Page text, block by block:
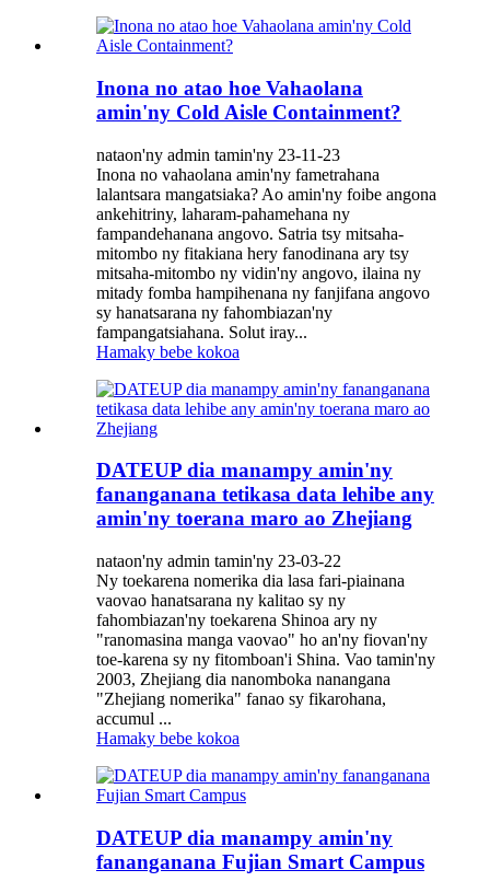
Inona no atao hoe Vahaolana
amin'ny Cold Aisle Containment?
nataon'ny admin tamin'ny 23-11-23
Inona no vahaolana amin'ny fametrahana
lalantsara mangatsiaka? Ao amin'ny foibe angona
ankehitriny, laharam-pahamehana ny
fampandehanana angovo. Satria tsy mitsaha-
mitombo ny fitakiana hery fanodinana ary tsy
mitsaha-mitombo ny vidin'ny angovo, ilaina ny
mitady fomba hampihenana ny fanjifana angovo
sy hanatsarana ny fahombiazan'ny
fampangatsiahana. Solut iray...
Hamaky bebe kokoa
DATEUP dia manampy amin'ny
fananganana tetikasa data lehibe any
amin'ny toerana maro ao Zhejiang
nataon'ny admin tamin'ny 23-03-22
Ny toekarena nomerika dia lasa fari-piainana
vaovao hanatsarana ny kalitao sy ny
fahombiazan'ny toekarena Shinoa ary ny
"ranomasina manga vaovao" ho an'ny fiovan'ny
toe-karena sy ny fitomboan'i Shina. Vao tamin'ny
2003, Zhejiang dia nanomboka nanangana
"Zhejiang nomerika" fanao sy fikarohana,
accumul ...
Hamaky bebe kokoa
DATEUP dia manampy amin'ny
fananganana Fujian Smart Campus